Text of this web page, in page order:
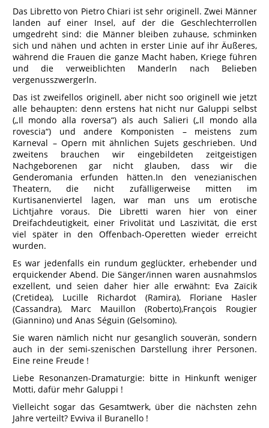
Das Libretto von Pietro Chiari ist sehr originell. Zwei Männer
landen auf einer Insel, auf der die Geschlechterrollen
umgedreht sind: die Männer bleiben zuhause, schminken
sich und nähen und achten in erster Linie auf ihr Äußeres,
während die Frauen die ganze Macht haben, Kriege führen
und die verweiblichten Manderln nach Belieben
vergenusszwergerln.
Das ist zweifellos originell, aber nicht soo originell wie jetzt
alle behaupten: denn erstens hat nicht nur Galuppi selbst
(„Il mondo alla roversa“) als auch Salieri („Il mondo alla
rovescia“) und andere Komponisten – meistens zum
Karneval – Opern mit ähnlichen Sujets geschrieben. Und
zweitens brauchen wir eingebildeten zeitgeistigen
Nachgeborenen gar nicht glauben, dass wir die
Genderomania erfunden hätten.In den venezianischen
Theatern, die nicht zufälligerweise mitten im
Kurtisanenviertel lagen, war man uns um erotische
Lichtjahre voraus. Die Libretti waren hier von einer
Dreifachdeutigkeit, einer Frivolität und Laszivität, die erst
viel später in den Offenbach-Operetten wieder erreicht
wurden.
Es war jedenfalls ein rundum geglückter, erhebender und
erquickender Abend. Die Sänger/innen waren ausnahmslos
exzellent, und seien daher hier alle erwähnt: Eva Zaïcik
(Cretidea), Lucille Richardot (Ramira), Floriane Hasler
(Cassandra), Marc Mauillon (Roberto),François Rougier
(Giannino) und Anas Séguin (Gelsomino).
Sie waren nämlich nicht nur gesanglich souverän, sondern
auch in der semi-szenischen Darstellung ihrer Personen.
Eine reine Freude !
Liebe Resonanzen-Dramaturgie: bitte in Hinkunft weniger
Motti, dafür mehr Galuppi !
Vielleicht sogar das Gesamtwerk, über die nächsten zehn
Jahre verteilt? Evviva il Buranello !